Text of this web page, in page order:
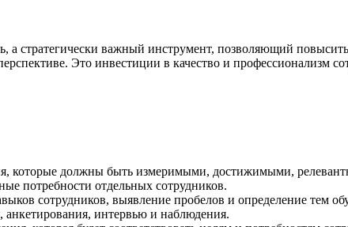
а стратегически важный инструмент, позволяющий
Это инвестиции в качество и профессионализм
которые должны быть измеримыми, достижимыми,
потребности отдельных сотрудников.
сотрудников, выявление пробелов и определение тем
интервью и наблюдения.